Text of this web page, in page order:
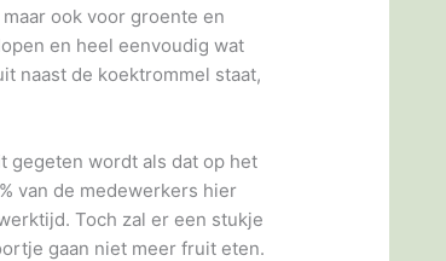
ook voor groente en
en heel eenvoudig wat
naast de koektrommel staat,
gegeten wordt als dat op het
van de medewerkers hier
Toch zal er een stukje
gaan niet meer fruit eten.